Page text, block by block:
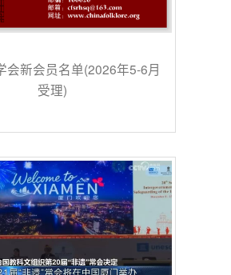
会新会员名单(2026年5-6月
受理)